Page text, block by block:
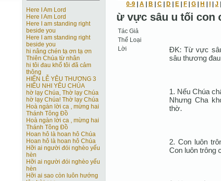
Here I Am Lord
Here I Am Lord
Here I am standing right
beside you
Here I am standing right
beside you
hi nâng chén tạ ơn tạ ơn
Thiên Chúa từ nhân
hi tôi đau khổ tôi đã cảm
thông
HIẾN LỄ YÊU THƯƠNG 3
HIẾU NHI YÊU CHÚA
hờ lạy Chúa, Thờ lạy Chúa
hờ lạy Chúa! Thờ lạy Chúa
Hoà ngàn lời ca , mừng hai
Thánh Tông Ðồ
Hoà ngàn lời ca , mừng hai
Thánh Tông Ðồ
Hoan hô là hoan hô Chúa
Hoan hô là hoan hô Chúa
Hỡi ai người đói nghèo yếu
hèn
Hỡi ai người đói nghèo yếu
hèn
Hỡi ai sao còn luôn hướng
0-9 A B C D E F G H J
ừ vực sâu u tối con
Tác Giả
Thể Loại
Lời
ÐK: Từ vực
sâu thương
1. Nếu Chúa
Nhưng Cha
thờ.
2. Con luôn
Con luôn trông